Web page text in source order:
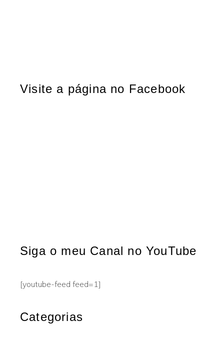
Visite a página no Facebook
Siga o meu Canal no YouTube
[youtube-feed feed=1]
Categorias